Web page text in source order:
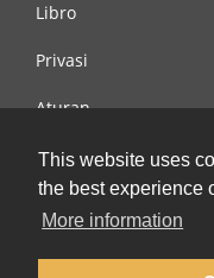
This website uses
the best experience
More information
Libro
Privasi
Aturan
Hubungi kami